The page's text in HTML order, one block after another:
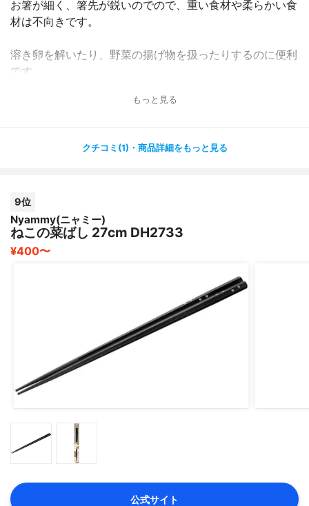
お箸が細く、箸先が鋭いのでので、重い食材や柔らかい食
材は不向きです。
溶き卵を解いたり、野菜の揚げ物を扱ったりするのに便利
です。
重さがややあり、姿の美しさとも相まって「良い物を使っ
もっと見る
クチコミ(1)・商品詳細をもっと見る
9位
Nyammy(ニャミー)
ねこの菜ばし 27cm DH2733
¥400〜
公式サイト